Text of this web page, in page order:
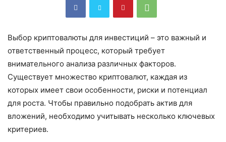
Выбор криптовалюты для инвестиций – это важный и
ответственный процесс, который требует
внимательного анализа различных факторов.
Существует множество криптовалют, каждая из
которых имеет свои особенности, риски и потенциал
для роста. Чтобы правильно подобрать актив для
вложений, необходимо учитывать несколько ключевых
критериев.